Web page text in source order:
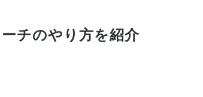
チのやり方を紹介